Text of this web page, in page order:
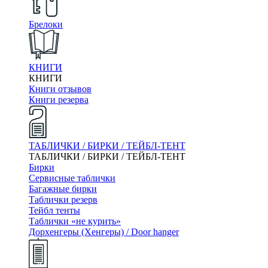
Брелоки
КНИГИ
КНИГИ
Книги отзывов
Книги резерва
ТАБЛИЧКИ / БИРКИ / ТЕЙБЛ-ТЕНТ
ТАБЛИЧКИ / БИРКИ / ТЕЙБЛ-ТЕНТ
Бирки
Сервисные таблички
Багажные бирки
Таблички резерв
Тейбл тенты
Таблички «не курить»
Дорхенгеры (Хенгеры) / Door hanger